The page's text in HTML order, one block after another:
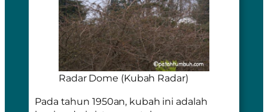
Radar Dome (Kubah Radar)
Pada tahun 1950an, kubah ini adalah